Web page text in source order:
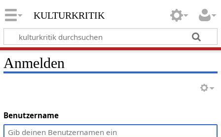
kulturkritik
Anmelden
Benutzername